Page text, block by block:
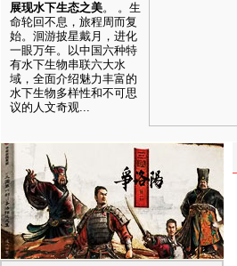
展现水下生态之美。 。生
命轮回不息，旅程周而复
始。洄游披星戴月，进化
一眼万年。以中国六种特
有水下生物串联六大水
域，全面介绍魅力丰富的
水下生物多样性和不可思
议的人文奇观...